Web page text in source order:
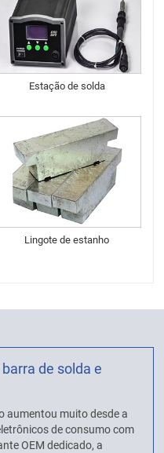
Estação de solda
Lingote de estanho
de solda e
aumentou muito desde a
de consumo com
OEM dedicado, a